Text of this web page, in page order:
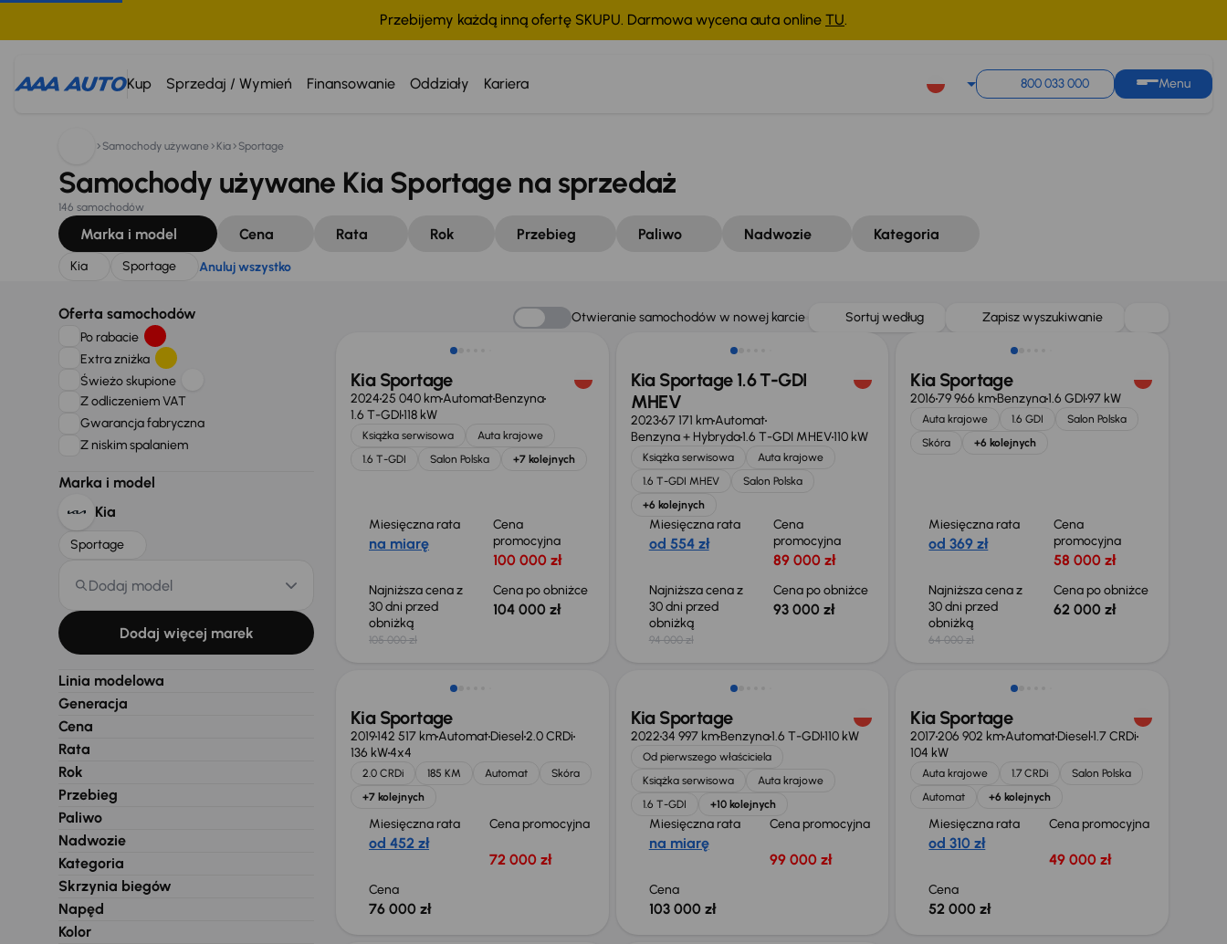
Przebijemy każdą inną ofertę SKUPU. Darmowa wycena auta online TU.
Kup Sprzedaj / Wymień Finansowanie Oddziały Kariera 800 033 000 Menu
Szukam: Anuluj wszystko
Samochody używane Kia Sportage
Samochody używane Kia Sportage na sprzedaż
146 samochodów
Marka i model Cena Rata Rok Przebieg Paliwo Nadwozie Kategoria
Kia Sportage Anuluj wszystko
Oferta samochodów
Po rabacie
Extra zniżka
Świeżo skupione
Z odliczeniem VAT
Gwarancja fabryczna
Z niskim spalaniem
Marka i model
Kia
Sportage
Dodaj model
Dodaj więcej marek
Linia modelowa
Generacja
Cena
Rata
Rok
Przebieg
Paliwo
Nadwozie
Kategoria
Skrzynia biegów
Napęd
Kolor
Otwieranie samochodów w nowej karcie Sortuj według Zapisz wyszukiwanie
Kia Sportage
202425 040 kmAutomatBenzyna
1.6 T-GDI118 kW
Książka serwisowa
Auta krajowe
1.6 T-GDI
Salon Polska +7 kolejnych
Miesięczna rata
na miarę
Cena
promocyjna
100 000 zł
Najniższa cena z
30 dni przed
obniżką
105 000 zł
Cena po obniżce
104 000 zł
Taniej o 1 000 zł
Kia Sportage 1.6 T-GDI
MHEV
202367 171 kmAutomat
Benzyna + Hybryda1.6 T-GDI MHEV110 kW
Książka serwisowa
Auta krajowe
1.6 T-GDI MHEV
Salon Polska
+6 kolejnych
Miesięczna rata
od 554 zł
Cena
promocyjna
89 000 zł
Najniższa cena z
30 dni przed
obniżką
94 000 zł
Cena po obniżce
93 000 zł
Taniej o 2 000 zł
Kia Sportage
201679 966 kmBenzyna1.6 GDI97 kW
Auta krajowe 1.6 GDI
Salon Polska
Skóra
+6 kolejnych
Miesięczna rata
od 369 zł
Cena
promocyjna
58 000 zł
Najniższa cena z
30 dni przed
obniżką
64 000 zł
Cena po obniżce
62 000 zł
Kia Sportage
2019142 517 kmAutomatDiesel2.0 CRDi
136 kW4x4
2.0 CRDi 185 KM Automat
Skóra
+7 kolejnych
Miesięczna rata
od 452 zł
Cena promocyjna
72 000 zł
Cena
76 000 zł
Kia Sportage
202234 997 kmBenzyna1.6 T-GDI110 kW
Od pierwszego właściciela
Książka serwisowa
Auta krajowe
1.6 T-GDI
+10 kolejnych
Miesięczna rata
na miarę
Cena promocyjna
99 000 zł
Cena
103 000 zł
Kia Sportage
2017206 902 kmAutomatDiesel1.7 CRDi
104 kW
Auta krajowe 1.7 CRDi
Salon Polska
Automat
+6 kolejnych
Miesięczna rata
od 310 zł
Cena promocyjna
49 000 zł
Cena
52 000 zł
Taniej o 1 000 zł